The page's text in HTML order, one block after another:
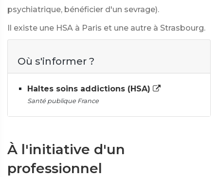
psychiatrique, bénéficier d'un sevrage).
Il existe une HSA à Paris et une autre à Strasbourg.
Où s'informer ?
Haltes soins addictions (HSA)
Santé publique France
À l'initiative d'un
professionnel